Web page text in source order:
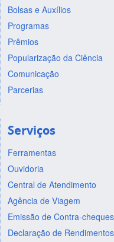
Bolsas e Auxílios
Programas
Prêmios
Popularização da Ciência
Comunicação
Parcerias
Serviços
Ferramentas
Ouvidoria
Central de Atendimento
Agência de Viagem
Emissão de Contra-cheques
Declaração de Rendimentos